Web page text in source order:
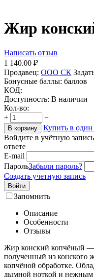
Жир
Написать отзыв
1 140.00 ₽
Продавец: ООО СК
Бонусные баллы: баллов
КОД:
Доступность: В наличии
Кол-во:
+
−
В корзину
Купить в один
Войдите в учётную
ответе
E-mail
ПарольЗабыли пароль?
Создать учетную запись
Войти
Запомнить
Описание
Особенности
Отзывы
Жир конский копчёный —
полученный из конского
копчёной обработке.
дымной ноткой и нежным